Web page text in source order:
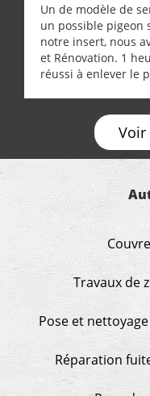
Un de modèle de
un possible pigeon
notre insert, nous
et Rénovation. 1
réussi à enlever le
l’oiseau jusqu’à ce
puisse s’envoler.
ramonage de
nombreux conseils
entrepreneur
Voir
Travaux de
Pose et
Réparation